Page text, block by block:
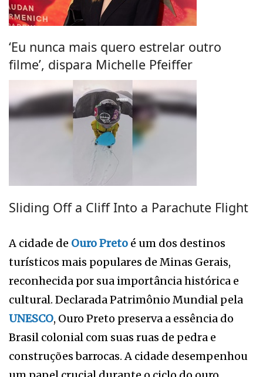
‘Eu nunca mais quero estrelar outro
filme’, dispara Michelle Pfeiffer
Sliding Off a Cliff Into a Parachute Flight
A cidade de Ouro Preto é um dos destinos
turísticos mais populares de Minas Gerais,
reconhecida por sua importância histórica e
cultural. Declarada Patrimônio Mundial pela
UNESCO, Ouro Preto preserva a essência do
Brasil colonial com suas ruas de pedra e
construções barrocas. A cidade desempenhou